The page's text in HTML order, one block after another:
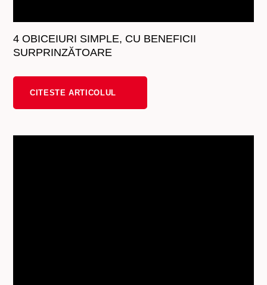
4 OBICEIURI SIMPLE, CU BENEFICII
SURPRINZĂTOARE
CITESTE ARTICOLUL